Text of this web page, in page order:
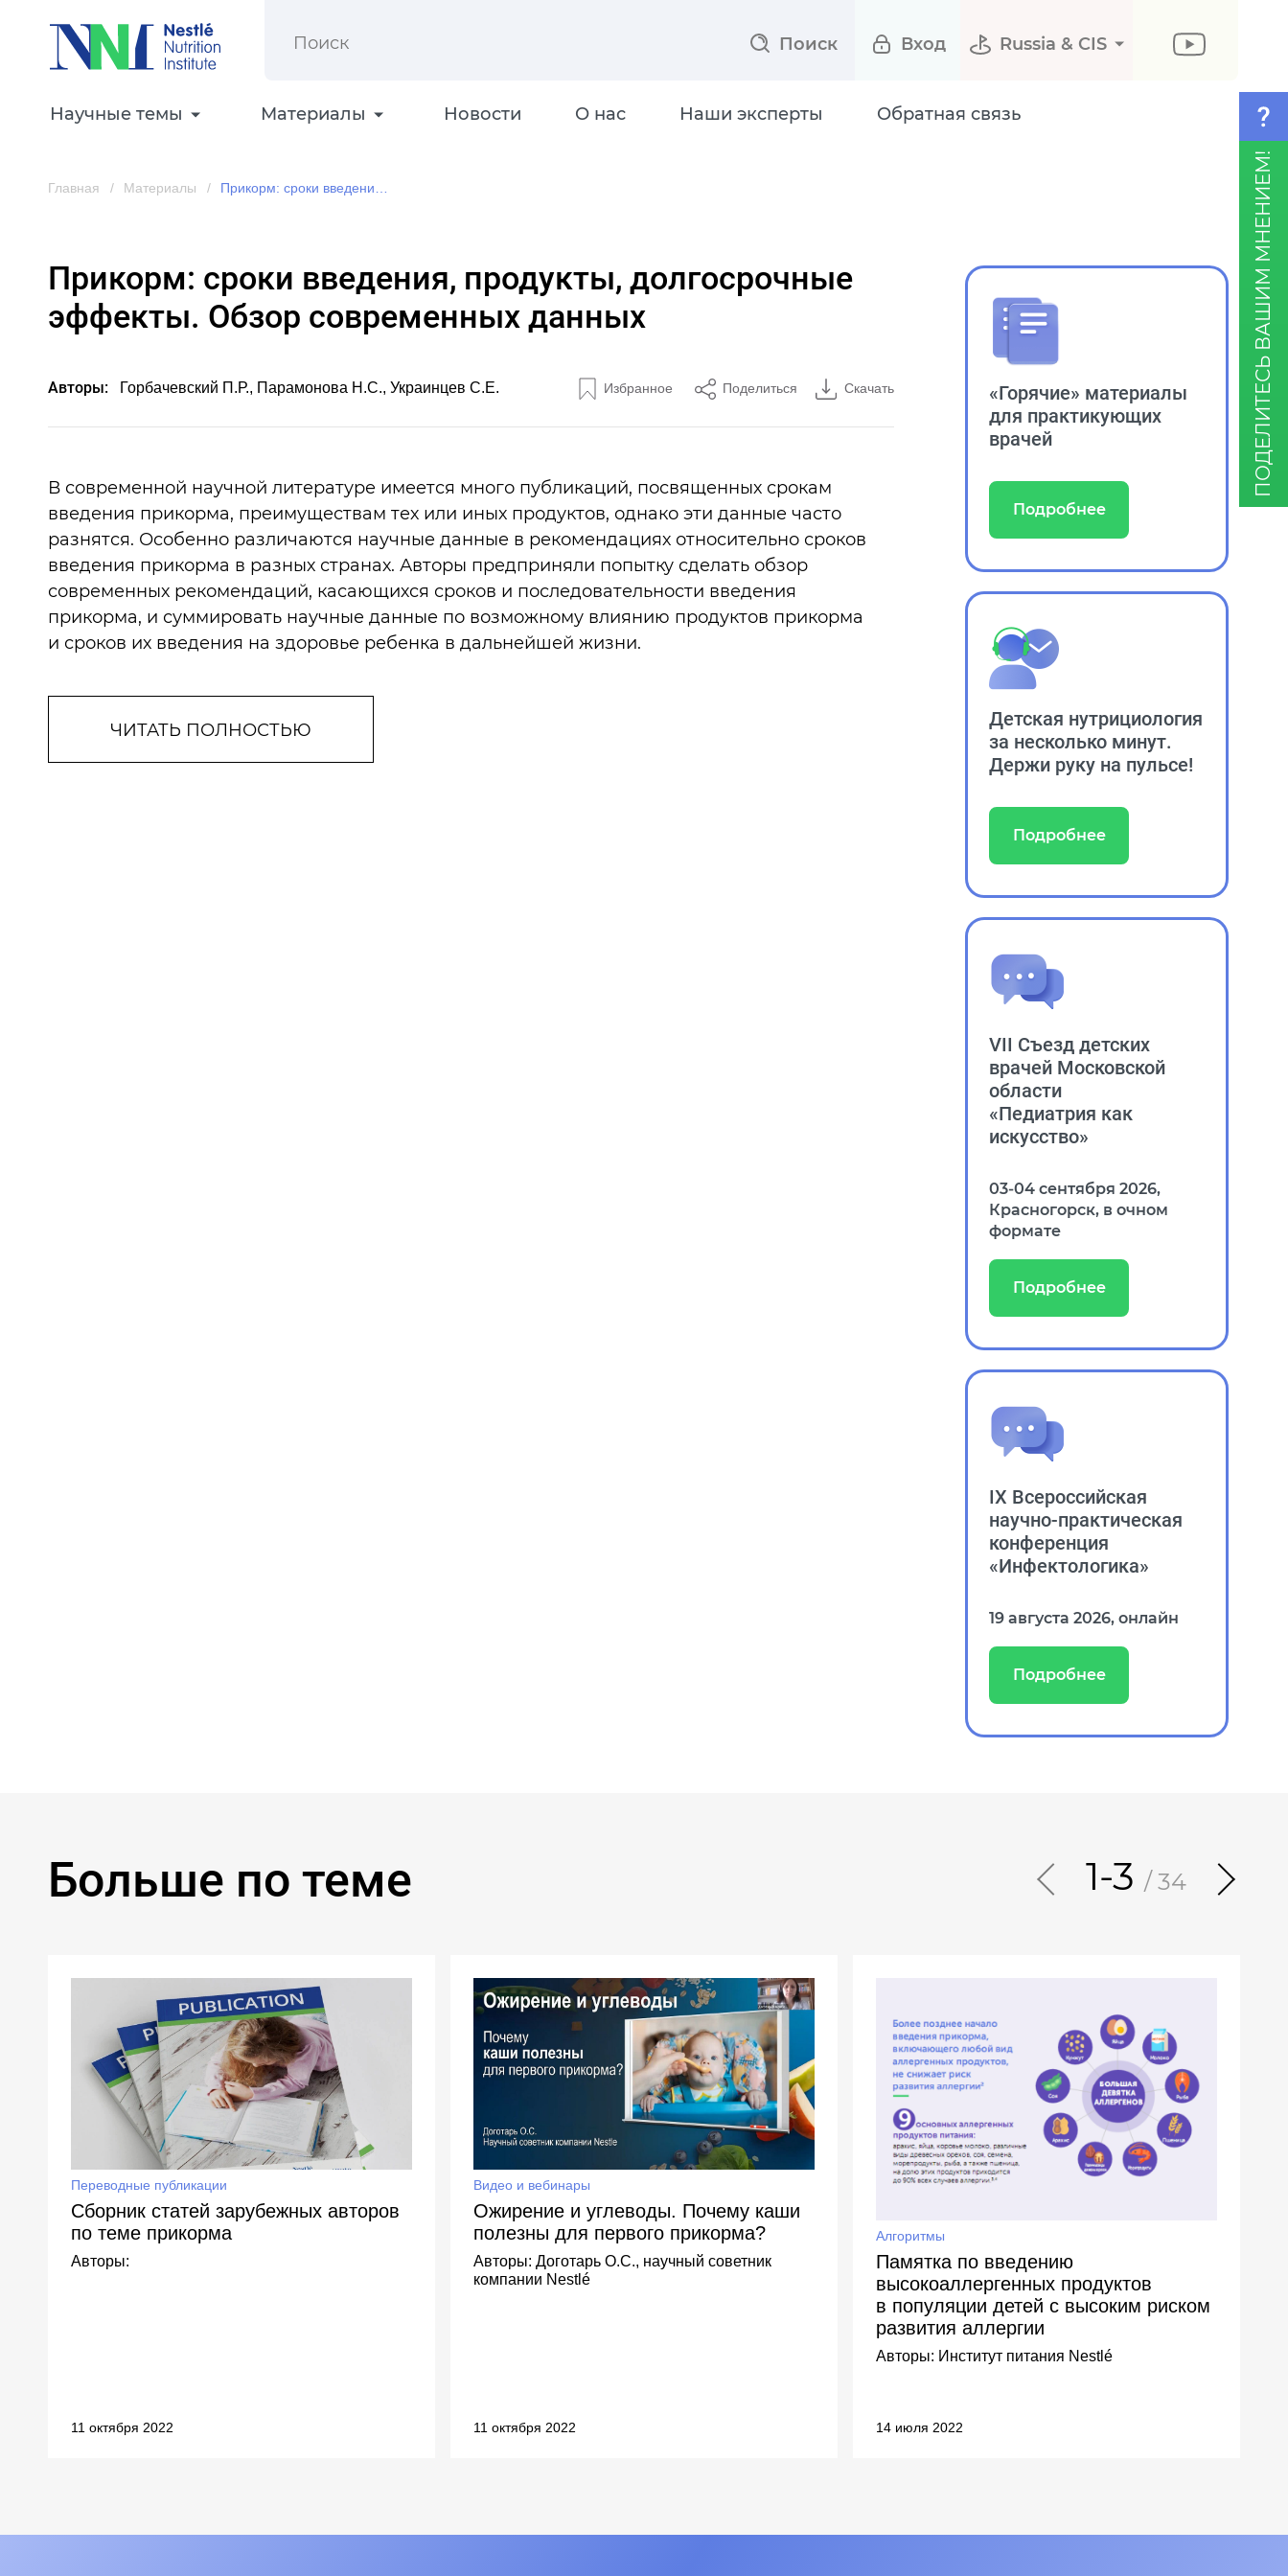
Поиск Вход Russia & CIS
Научные темы Материалы Новости О нас Наши эксперты Обратная связь
Главная Материалы
Прикорм: сроки введения, продукты, долгосрочные
эффекты. Обзор современных данных
Скачать
Поделиться
Избранное
Авторы: Горбачевский П.Р., Парамонова Н.С., Украинцев С.Е.
В современной научной литературе имеется много публикаций, посвященных срокам
введения прикорма, преимуществам тех или иных продуктов, однако эти данные часто
разнятся. Особенно различаются научные данные в рекомендациях относительно сроков
введения прикорма в разных странах. Авторы предприняли попытку сделать обзор
современных рекомендаций, касающихся сроков и последовательности введения
прикорма, и суммировать научные данные по возможному влиянию продуктов прикорма
и сроков их введения на здоровье ребенка в дальнейшей жизни.
ЧИТАТЬ ПОЛНОСТЬЮ
«Горячие» материалы
для практикующих
врачей
Подробнее
Детская нутрициология
за несколько минут.
Держи руку на пульсе!
Подробнее
VII Съезд детских
врачей Московской
области
«Педиатрия как
искусство»
03‑04 сентября 2026,
Красногорск, в очном
формате
Подробнее
IX Всероссийская
научно‑практическая
конференция
«Инфектологика»
19 августа 2026, онлайн
Подробнее
Больше по теме 1-3 / 34
Переводные публикации
Сборник статей зарубежных авторов
по теме прикорма
Авторы:
11 октября 2022
Видео и вебинары
Ожирение и углеводы. Почему каши
полезны для первого прикорма?
Авторы: Доготарь О.С., научный советник
компании Nestlé
11 октября 2022
Алгоритмы
Памятка по введению
высокоаллергенных продуктов
в популяции детей с высоким риском
развития аллергии
Авторы: Институт питания Nestlé
14 июля 2022
ПОДЕЛИТЕСЬ ВАШИМ МНЕНИЕМ!